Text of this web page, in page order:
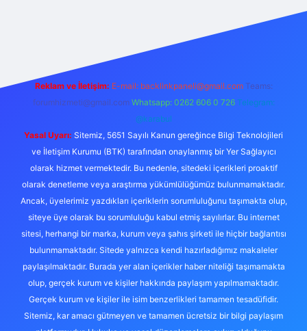
Reklam ve İletişim: E-mail: backlinkpaneli@gmail.com Teams:
forumhizmeti@gmail.com Whatsapp: 0262 606 0 726 Telegram:
@karabul
Yasal Uyarı: Sitemiz, 5651 Sayılı Kanun gereğince Bilgi Teknolojileri
ve İletişim Kurumu (BTK) tarafından onaylanmış bir Yer Sağlayıcı
olarak hizmet vermektedir. Bu nedenle, sitedeki içerikleri proaktif
olarak denetleme veya araştırma yükümlülüğümüz bulunmamaktadır.
Ancak, üyelerimiz yazdıkları içeriklerin sorumluluğunu taşımakta olup,
siteye üye olarak bu sorumluluğu kabul etmiş sayılırlar. Bu internet
sitesi, herhangi bir marka, kurum veya şahıs şirketi ile hiçbir bağlantısı
bulunmamaktadır. Sitede yalnızca kendi hazırladığımız makaleler
paylaşılmaktadır. Burada yer alan içerikler haber niteliği taşımamakta
olup, gerçek kurum ve kişiler hakkında paylaşım yapılmamaktadır.
Gerçek kurum ve kişiler ile isim benzerlikleri tamamen tesadüfidir.
Sitemiz, kar amacı gütmeyen ve tamamen ücretsiz bir bilgi paylaşım